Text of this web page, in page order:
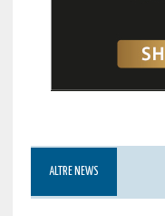
ALTRE NEWS